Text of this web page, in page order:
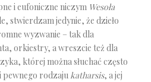
i eufoniczne niczym Wesoła
stwierdzam jedynie, że dzieło
wyzwanie – tak dla
orkiestry, a wreszcie też dla
której można słuchać często
pewnego rodzajukatharsis, a jej